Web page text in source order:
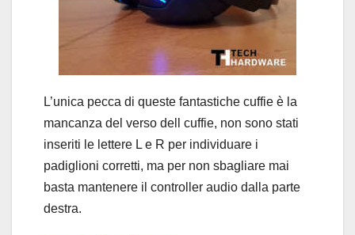
L’unica pecca di queste fantastiche cuffie è la
mancanza del verso dell cuffie, non sono stati
inseriti le lettere L e R per individuare i
padiglioni corretti, ma per non sbagliare mai
basta mantenere il controller audio dalla parte
destra.